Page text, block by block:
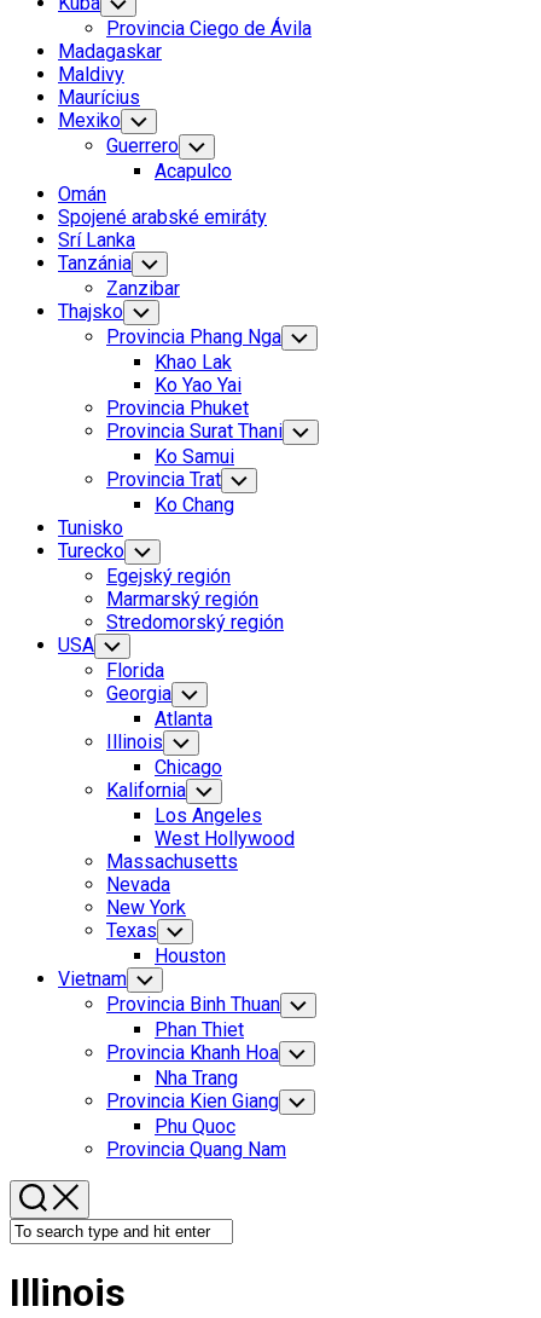
Child
Menu
Provincia Ciego de Ávila
Madagaskar
Maldivy
Maurícius
Mexiko Toggle
Child
Menu
Guerrero Toggle
Child
Menu
Acapulco
Omán
Spojené arabské emiráty
Srí Lanka
Tanzánia Toggle
Child
Menu
Zanzibar
Thajsko Toggle
Child
Menu
Provincia Phang Nga Toggle
Child
Khao Lak
Ko Yao Yai
Provincia Phuket
Provincia Surat Thani Toggle
Child
Ko Samui
Provincia Trat Toggle
Child
Menu
Ko Chang
Tunisko
Turecko Toggle
Child
Menu
Egejský región
Marmarský región
Stredomorský región
Current
Page
Parent
USA Toggle
Child
Menu
Florida
Georgia Toggle
Child
Menu
Atlanta
Current
Page:
Illinois Toggle
Child
Menu
Chicago
Kalifornia Toggle
Child
Menu
Los Angeles
West Hollywood
Massachusetts
Nevada
New York
Texas Toggle
Child
Menu
Houston
Vietnam Toggle
Child
Menu
Provincia Binh Thuan Toggle
Child
Menu
Phan Thiet
Provincia Khanh Hoa Toggle
Child
Menu
Nha Trang
Provincia Kien Giang Toggle
Child
Phu Quoc
Provincia Quang Nam
Illinois